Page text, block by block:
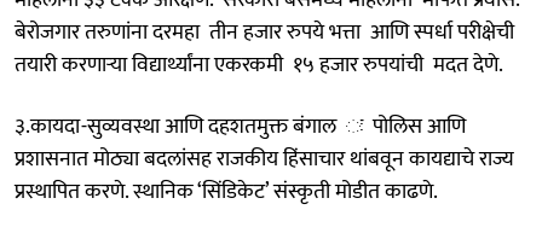
बेरोजगार तरुणांना दरमहा तीन हजार रुपये भत्ता आणि स्पर्धा परीक्षेची
तयारी करणाऱ्या विद्यार्थ्यांना एकरकमी १५ हजार रुपयांची मदत देणे.
३.कायदा-सुव्यवस्था आणि दहशतमुक्त बंगाल ः पोलिस आणि
प्रशासनात मोठ्या बदलांसह राजकीय हिंसाचार थांबवून कायद्याचे राज्य
प्रस्थापित करणे. स्थानिक ‘सिंडिकेट’ संस्कृती मोडीत काढणे.